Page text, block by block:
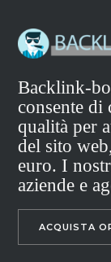
Backlink-
consente
qualità per
del sito
euro. I
aziende e
ACQUISTA